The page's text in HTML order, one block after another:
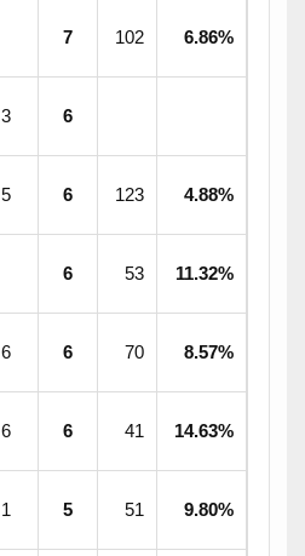
7 102 6.86%
3 6
5 6 123 4.88%
6 53 11.32%
6 6 70 8.57%
6 6 41 14.63%
1 5 51 9.80%